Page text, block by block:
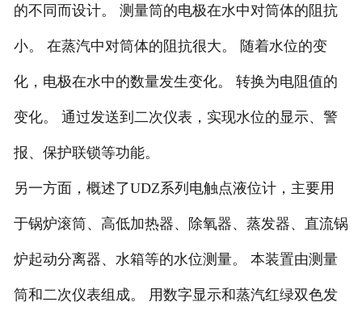
的不同而设计。 测量筒的电极在水中对筒体的阻抗
小。 在蒸汽中对筒体的阻抗很大。 随着水位的变
化，电极在水中的数量发生变化。 转换为电阻值的
变化。 通过发送到二次仪表，实现水位的显示、警
报、保护联锁等功能。
另一方面，概述了UDZ系列电触点液位计，主要用
于锅炉滚筒、高低加热器、除氧器、蒸发器、直流锅
炉起动分离器、水箱等的水位测量。 本装置由测量
筒和二次仪表组成。 用数字显示和蒸汽红绿双色发